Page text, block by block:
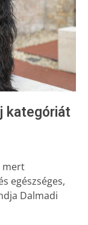
kategóriát
mert
egészséges,
Dalmadi